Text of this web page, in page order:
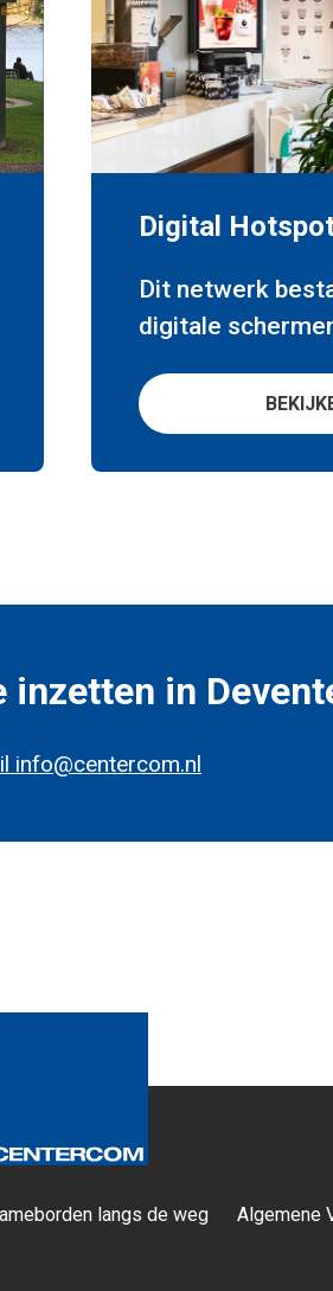
Digital
Dit netwerk
digitale
inzetten in
info@centercom.nl
langs de weg Algemene